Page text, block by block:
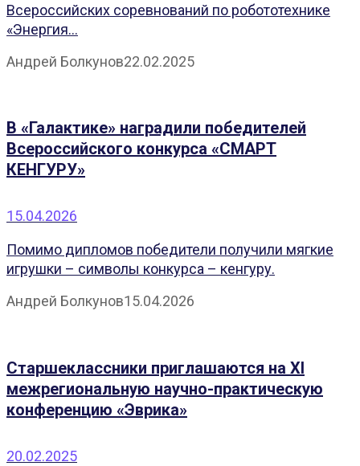
Всероссийских соревнований по робототехнике
«Энергия...
Андрей Болкунов22.02.2025
В «Галактике» наградили победителей
Всероссийского конкурса «СМАРТ
КЕНГУРУ»
15.04.2026
Помимо дипломов победители получили мягкие
игрушки – символы конкурса – кенгуру.
Андрей Болкунов15.04.2026
Старшеклассники приглашаются на XI
межрегиональную научно-практическую
конференцию «Эврика»
20.02.2025